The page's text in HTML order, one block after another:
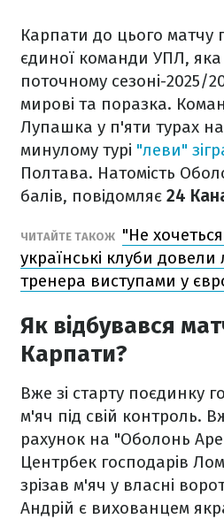
Карпати до цього матчу
єдиної команди УПЛ,
поточному сезоні-2025/
мирові та поразка.
Лупашка у п'яти турах
минулому турі "леви"
Полтава. Натомість
балів, повідомляє 24
ЧИТАЙТЕ ТАКОЖ "Не
українські клуби
тренера виступами у
Як відбувався
Карпати?
Вже зі старту поєдинку
м'яч під свій контроль.
рахунок на "Оболонь
Центрбек господарів
зрізав м'яч у власні
Андрій є вихованцем